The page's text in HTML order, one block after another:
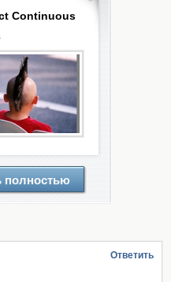
Continuous
полностью
Ответить